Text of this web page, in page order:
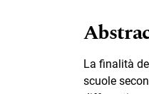
La finalità
scuole